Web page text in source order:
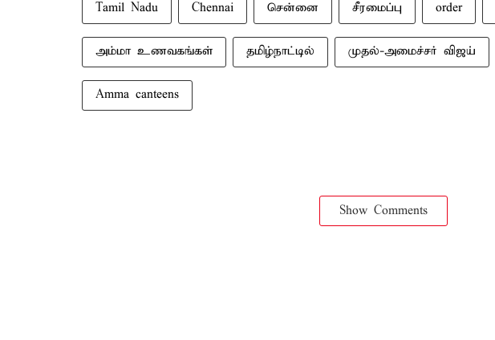
Tamil Nadu Chennai சென்னை சீரமைப்பு order
அம்மா உணவகங்கள் தமிழ்நாட்டில் முதல்-அமைச்சர் விஜய்
Amma canteens
Show Comments